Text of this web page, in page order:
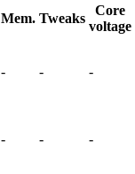
Mem. Tweaks
Core
voltage
- - -
- - -